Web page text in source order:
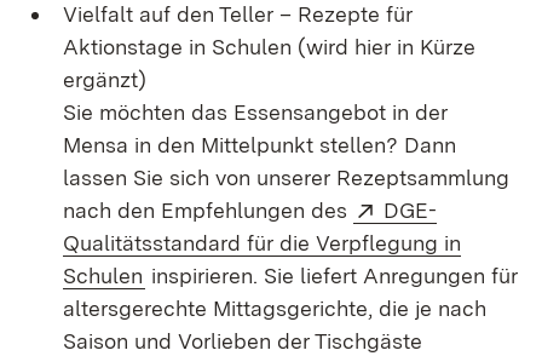
Vielfalt auf den Teller – Rezepte für
Aktionstage in Schulen (wird hier in Kürze
ergänzt)
Sie möchten das Essensangebot in der
Mensa in den Mittelpunkt stellen? Dann
lassen Sie sich von unserer Rezeptsammlung
nach den Empfehlungen des
Extern:
DGE-
Qualitätsstandard für die Verpflegung in
Schulen (Öffnet in neuem Fenster)
inspirieren. Sie liefert Anregungen für
altersgerechte Mittagsgerichte, die je nach
Saison und Vorlieben der Tischgäste